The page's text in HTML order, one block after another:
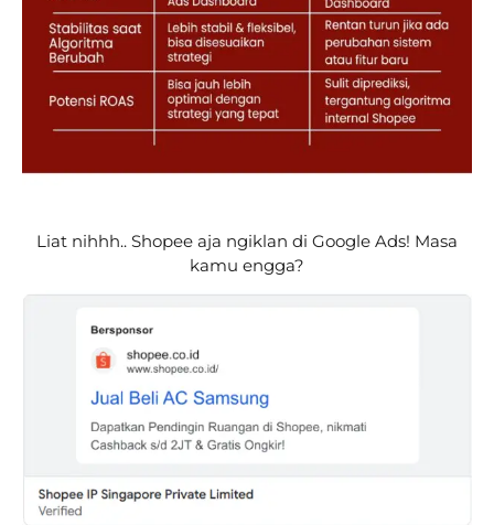
Liat nihhh.. Shopee aja ngiklan di Google Ads! Masa
kamu engga?